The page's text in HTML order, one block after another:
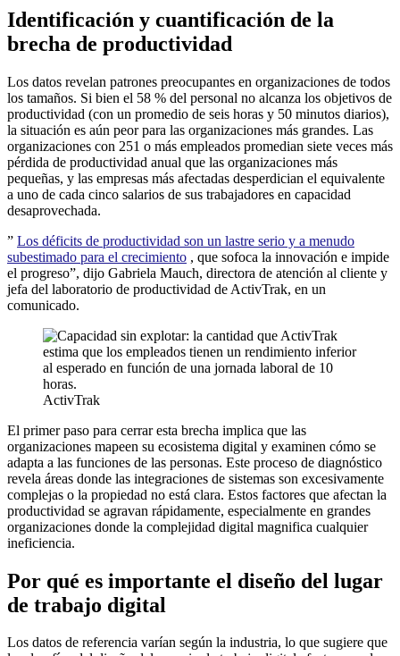
Identificación y cuantificación de la
brecha de productividad
Los datos revelan patrones preocupantes en organizaciones de todos
los tamaños. Si bien el 58 % del personal no alcanza los objetivos de
productividad (con un promedio de seis horas y 50 minutos diarios),
la situación es aún peor para las organizaciones más grandes. Las
organizaciones con 251 o más empleados promedian siete veces más
pérdida de productividad anual que las organizaciones más
pequeñas, y las empresas más afectadas desperdician el equivalente
a uno de cada cinco salarios de sus trabajadores en capacidad
desaprovechada.
” Los déficits de productividad son un lastre serio y a menudo
subestimado para el crecimiento , que sofoca la innovación e impide
el progreso”, dijo Gabriela Mauch, directora de atención al cliente y
jefa del laboratorio de productividad de ActivTrak, en un
comunicado.
ActivTrak
El primer paso para cerrar esta brecha implica que las
organizaciones mapeen su ecosistema digital y examinen cómo se
adapta a las funciones de las personas. Este proceso de diagnóstico
revela áreas donde las integraciones de sistemas son excesivamente
complejas o la propiedad no está clara. Estos factores que afectan la
productividad se agravan rápidamente, especialmente en grandes
organizaciones donde la complejidad digital magnifica cualquier
ineficiencia.
Por qué es importante el diseño del lugar
de trabajo digital
Los datos de referencia varían según la industria, lo que sugiere que